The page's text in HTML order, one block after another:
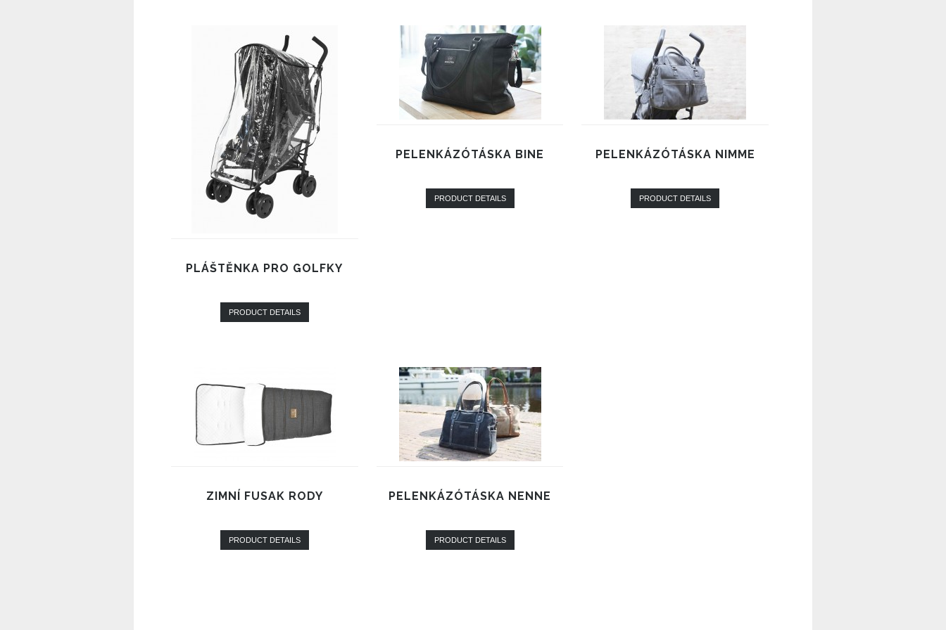
PLÁŠTĚNKA PRO GOLFKY
PRODUCT DETAILS
PELENKÁZÓTÁSKA BINE
PRODUCT DETAILS
PELENKÁZÓTÁSKA NIMME
PRODUCT DETAILS
ZIMNÍ FUSAK RODY
PRODUCT DETAILS
PELENKÁZÓTÁSKA NENNE
PRODUCT DETAILS